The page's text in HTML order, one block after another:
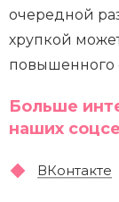
очередной
хрупкой
повышенного
Больше
наших
ВКонтакте